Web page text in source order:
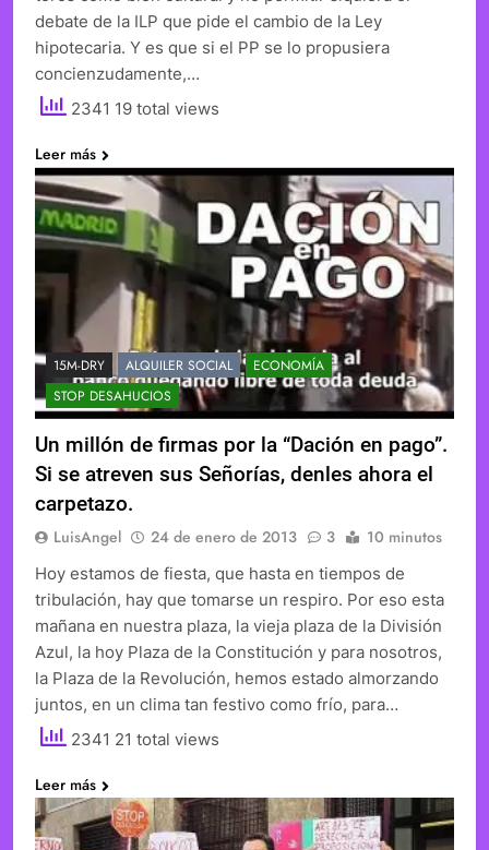
debate de la ILP que pide el cambio de la Ley
hipotecaria. Y es que si el PP se lo propusiera
concienzudamente,…
2341 19 total views
Leer más
15M-DRY ALQUILER SOCIAL
ECONOMÍA
STOP DESAHUCIOS
Un millón de firmas por la “Dación en pago”.
Si se atreven sus Señorías, denles ahora el
carpetazo.
LuisAngel 24 de enero de 2013 3 10 minutos
Hoy estamos de fiesta, que hasta en tiempos de
tribulación, hay que tomarse un respiro. Por eso esta
mañana en nuestra plaza, la vieja plaza de la División
Azul, la hoy Plaza de la Constitución y para nosotros,
la Plaza de la Revolución, hemos estado almorzando
juntos, en un clima tan festivo como frío, para…
2341 21 total views
Leer más